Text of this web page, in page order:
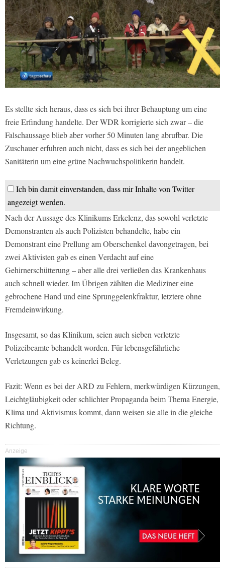
Es stellte sich heraus, dass es sich bei ihrer Behauptung um eine
freie Erfindung handelte. Der WDR korrigierte sich zwar – die
Falschaussage blieb aber vorher 50 Minuten lang abrufbar. Die
Zuschauer erfuhren auch nicht, dass es sich bei der angeblichen
Sanitäterin um eine grüne Nachwuchspolitikerin handelt.
Ich bin damit einverstanden, dass mir Inhalte von Twitter
angezeigt werden.
Nach der Aussage des Klinikums Erkelenz, das sowohl verletzte
Demonstranten als auch Polizisten behandelte, habe ein
Demonstrant eine Prellung am Oberschenkel davongetragen, bei
zwei Aktivisten gab es einen Verdacht auf eine
Gehirnerschütterung – aber alle drei verließen das Krankenhaus
auch schnell wieder. Im Übrigen zählten die Mediziner eine
gebrochene Hand und eine Sprunggelenkfraktur, letztere ohne
Fremdeinwirkung.
Insgesamt, so das Klinikum, seien auch sieben verletzte
Polizeibeamte behandelt worden. Für lebensgefährliche
Verletzungen gab es keinerlei Beleg.
Fazit: Wenn es bei der ARD zu Fehlern, merkwürdigen Kürzungen,
Leichtgläubigkeit oder schlichter Propaganda beim Thema Energie,
Klima und Aktivismus kommt, dann weisen sie alle in die gleiche
Richtung.
Anzeige